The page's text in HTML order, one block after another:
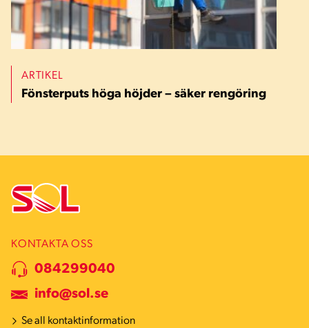
ARTIKEL
Fönsterputs höga höjder – säker rengöring
KONTAKTA OSS
084299040
info@sol.se
Se all kontaktinformation